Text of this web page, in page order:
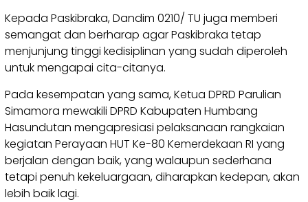
Kepada Paskibraka, Dandim 0210/ TU juga memberi
semangat dan berharap agar Paskibraka tetap
menjunjung tinggi kedisiplinan yang sudah diperoleh
untuk mengapai cita-citanya.
Pada kesempatan yang sama, Ketua DPRD Parulian
Simamora mewakili DPRD Kabupaten Humbang
Hasundutan mengapresiasi pelaksanaan rangkaian
kegiatan Perayaan HUT Ke-80 Kemerdekaan RI yang
berjalan dengan baik, yang walaupun sederhana
tetapi penuh kekeluargaan, diharapkan kedepan, akan
lebih baik lagi.